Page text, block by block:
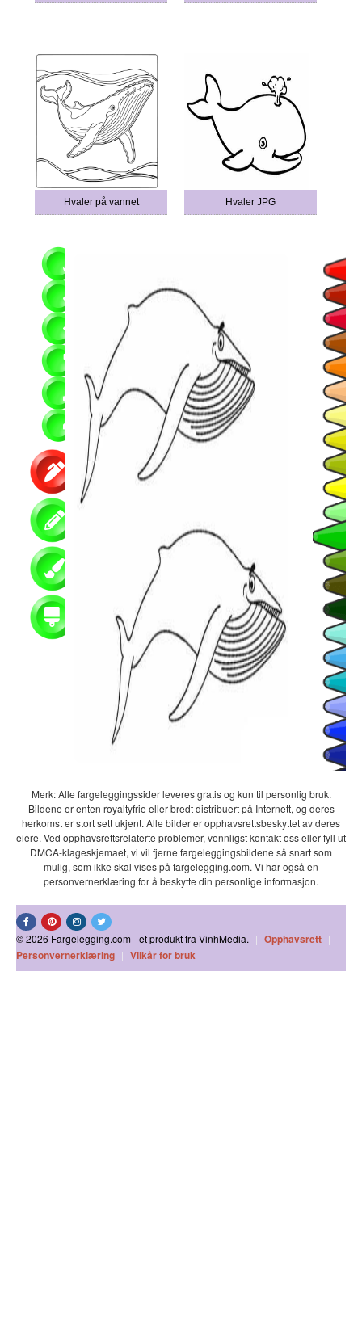
Hvaler på vannet Hvaler JPG
Merk: Alle fargeleggingssider leveres gratis og kun til personlig bruk.
Bildene er enten royaltyfrie eller bredt distribuert på Internett, og deres
herkomst er stort sett ukjent. Alle bilder er opphavsrettsbeskyttet av deres
eiere. Ved opphavsrettsrelaterte problemer, vennligst kontakt oss eller fyll ut
DMCA-klageskjemaet, vi vil fjerne fargeleggingsbildene så snart som
mulig, som ikke skal vises på fargelegging.com. Vi har også en
personvernerklæring for å beskytte din personlige informasjon.
© 2026 Fargelegging.com - et produkt fra VinhMedia. | Opphavsrett |
Personvernerklæring | Vilkår for bruk